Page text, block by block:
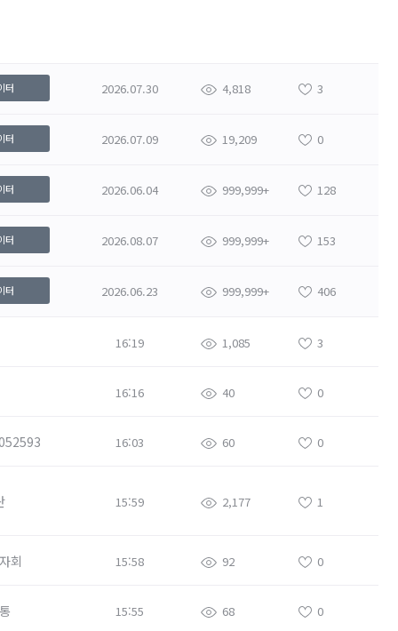
터 2026.07.30 4,818 3
터 2026.07.09 19,209 0
터 2026.06.04 999,999+ 128
터 2026.08.07 999,999+ 153
터 2026.06.23 999,999+ 406
16:19 1,085 3
16:16 40 0
16:03 60 0
15:59 2,177 1
회 15:58 92 0
15:55 68 0